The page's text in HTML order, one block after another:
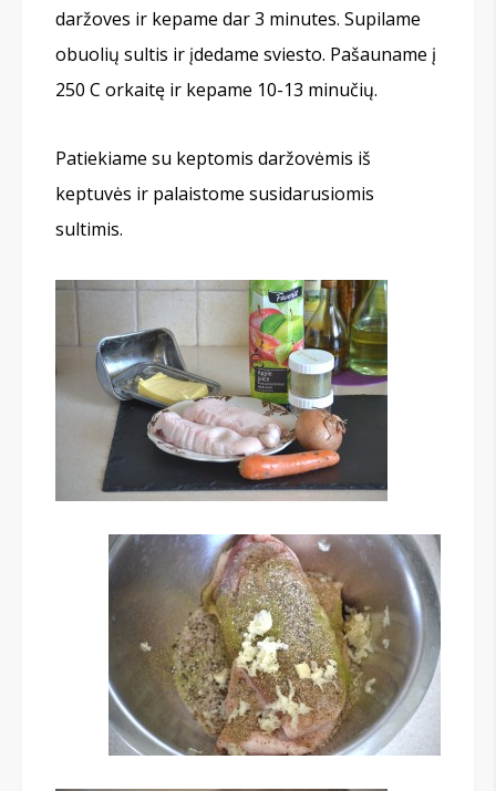
daržoves ir kepame dar 3 minutes. Supilame
obuolių sultis ir įdedame sviesto. Pašauname į
250 С orkaitę ir kepame 10-13 minučių.
Patiekiame su keptomis daržovėmis iš
keptuvės ir palaistome susidarusiomis
sultimis.